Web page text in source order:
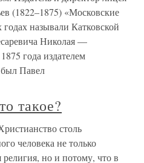
(1822–1875) «Московские
называли Катковской
Николая —
года издателем
Павел
такое?
столь
человека не только
но и потому, что в